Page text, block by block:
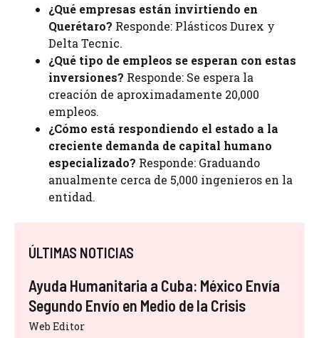
¿Qué empresas están invirtiendo en
Querétaro? Responde: Plásticos Durex y
Delta Tecnic.
¿Qué tipo de empleos se esperan con estas
inversiones? Responde: Se espera la
creación de aproximadamente 20,000
empleos.
¿Cómo está respondiendo el estado a la
creciente demanda de capital humano
especializado? Responde: Graduando
anualmente cerca de 5,000 ingenieros en la
entidad.
ÚLTIMAS NOTICIAS
Ayuda Humanitaria a Cuba: México Envía
Segundo Envío en Medio de la Crisis
Web Editor